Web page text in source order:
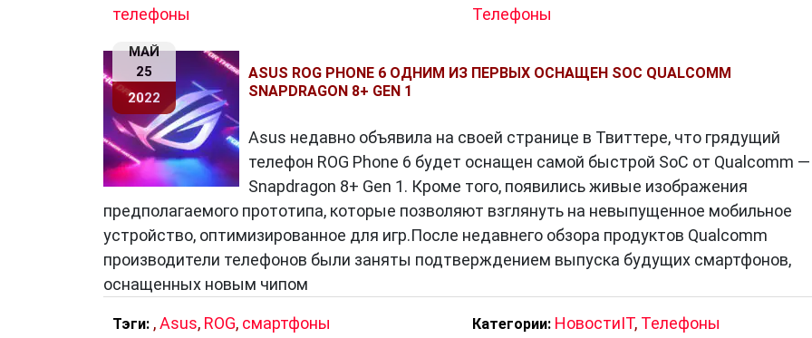
Смартфоны
продолжают развиваться, и будущее этих устройств обещает быть
захватывающим. Вот несколько тенденций, которые мы можем ожидать:
Складные смартфоны: Технология складных дисплеев уже начала свой путь, и
смартфоны обещают предоставить пользователям большие экраны в компактном форм-
факторе.
Улучшенная виртуальная и дополненная реальность : С развитием VR и AR технологий,
смартфоны могут стать идеальной платформой для взаимодействия с виртуальным
дополненной реальностью.
Экологический аспект: Производители смартфонов активно работают над уменьшением
воздействия на окружающую среду, создавая устройства с улучшенной
энергоэффективностью и перерабатываемыми материалами.
Безопасность и приватность: С развитием технологий появляются новые вызовы в
безопасности и приватности. Производители смартфонов будут стараться обеспечить
телефоны
Телефоны
МАЙ
25
2022
ASUS ROG PHONE 6 ОДНИМ ИЗ ПЕРВЫХ ОСНАЩЕН SOC QUALCOMM
SNAPDRAGON 8+ GEN 1
Asus недавно объявила на своей странице в Твиттере, что грядущий
телефон ROG Phone 6 будет оснащен самой быстрой SoC от Qualcomm —
Snapdragon 8+ Gen 1. Кроме того, появились живые изображения
предполагаемого прототипа, которые позволяют взглянуть на невыпущенное мобильное
устройство, оптимизированное для игр.После недавнего обзора продуктов Qualcomm
производители телефонов были заняты подтверждением выпуска будущих смартфонов,
оснащенных новым чипом
Тэги: ,Asus, ROG, смартфоны Категории: НовостиIT, Телефоны